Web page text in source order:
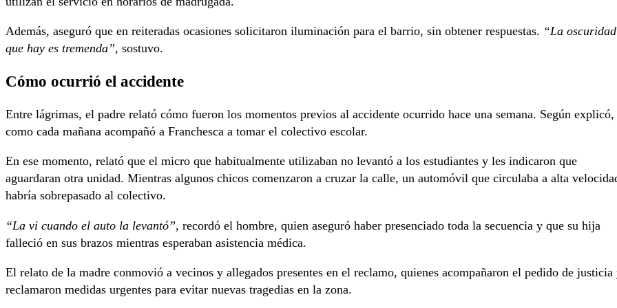
Además, aseguró que en reiteradas ocasiones solicitaron iluminación para el barrio, sin obtener respuestas. “La oscuridad
que hay es tremenda”, sostuvo.
Cómo ocurrió el accidente
Entre lágrimas, el padre relató cómo fueron los momentos previos al accidente ocurrido hace una semana. Según explicó,
como cada mañana acompañó a Franchesca a tomar el colectivo escolar.
En ese momento, relató que el micro que habitualmente utilizaban no levantó a los estudiantes y les indicaron que
aguardaran otra unidad. Mientras algunos chicos comenzaron a cruzar la calle, un automóvil que circulaba a alta
habría sobrepasado al colectivo.
“La vi cuando el auto la levantó”, recordó el hombre, quien aseguró haber presenciado toda la secuencia y que su hija
falleció en sus brazos mientras esperaban asistencia médica.
El relato de la madre conmovió a vecinos y allegados presentes en el reclamo, quienes acompañaron el pedido de justicia
reclamaron medidas urgentes para evitar nuevas tragedias en la zona.